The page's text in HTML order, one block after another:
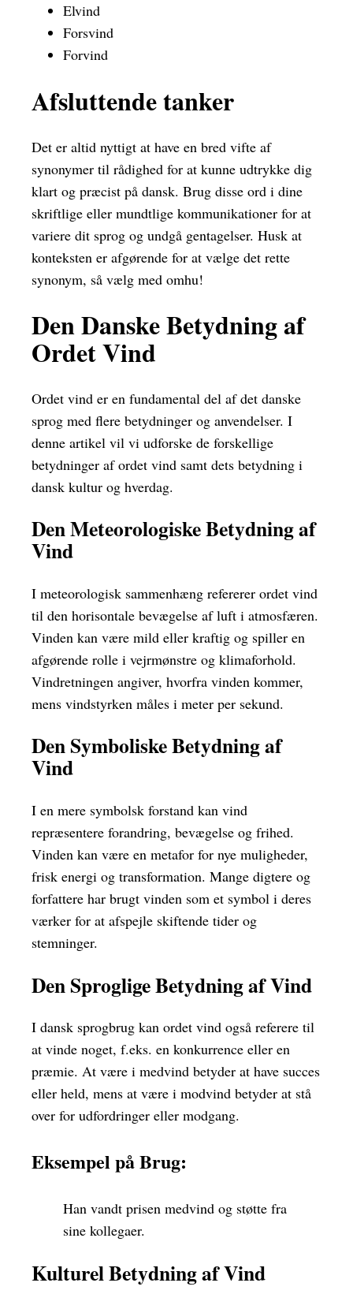
Elvind
Forsvind
Forvind
Afsluttende tanker
Det er altid nyttigt at have en bred vifte af
synonymer til rådighed for at kunne udtrykke dig
klart og præcist på dansk. Brug disse ord i dine
skriftlige eller mundtlige kommunikationer for at
variere dit sprog og undgå gentagelser. Husk at
konteksten er afgørende for at vælge det rette
synonym, så vælg med omhu!
Den Danske Betydning af
Ordet Vind
Ordet vind er en fundamental del af det danske
sprog med flere betydninger og anvendelser. I
denne artikel vil vi udforske de forskellige
betydninger af ordet vind samt dets betydning i
dansk kultur og hverdag.
Den Meteorologiske Betydning af
Vind
I meteorologisk sammenhæng refererer ordet vind
til den horisontale bevægelse af luft i atmosfæren.
Vinden kan være mild eller kraftig og spiller en
afgørende rolle i vejrmønstre og klimaforhold.
Vindretningen angiver, hvorfra vinden kommer,
mens vindstyrken måles i meter per sekund.
Den Symboliske Betydning af
Vind
I en mere symbolsk forstand kan vind
repræsentere forandring, bevægelse og frihed.
Vinden kan være en metafor for nye muligheder,
frisk energi og transformation. Mange digtere og
forfattere har brugt vinden som et symbol i deres
værker for at afspejle skiftende tider og
stemninger.
Den Sproglige Betydning af Vind
I dansk sprogbrug kan ordet vind også referere til
at vinde noget, f.eks. en konkurrence eller en
præmie. At være i medvind betyder at have succes
eller held, mens at være i modvind betyder at stå
over for udfordringer eller modgang.
Eksempel på Brug:
Han vandt prisen medvind og støtte fra
sine kollegaer.
Kulturel Betydning af Vind